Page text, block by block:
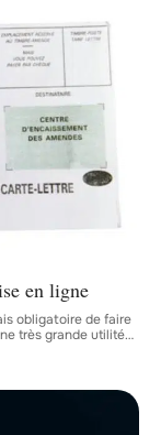
en ligne
obligatoire de faire
très grande utilité…